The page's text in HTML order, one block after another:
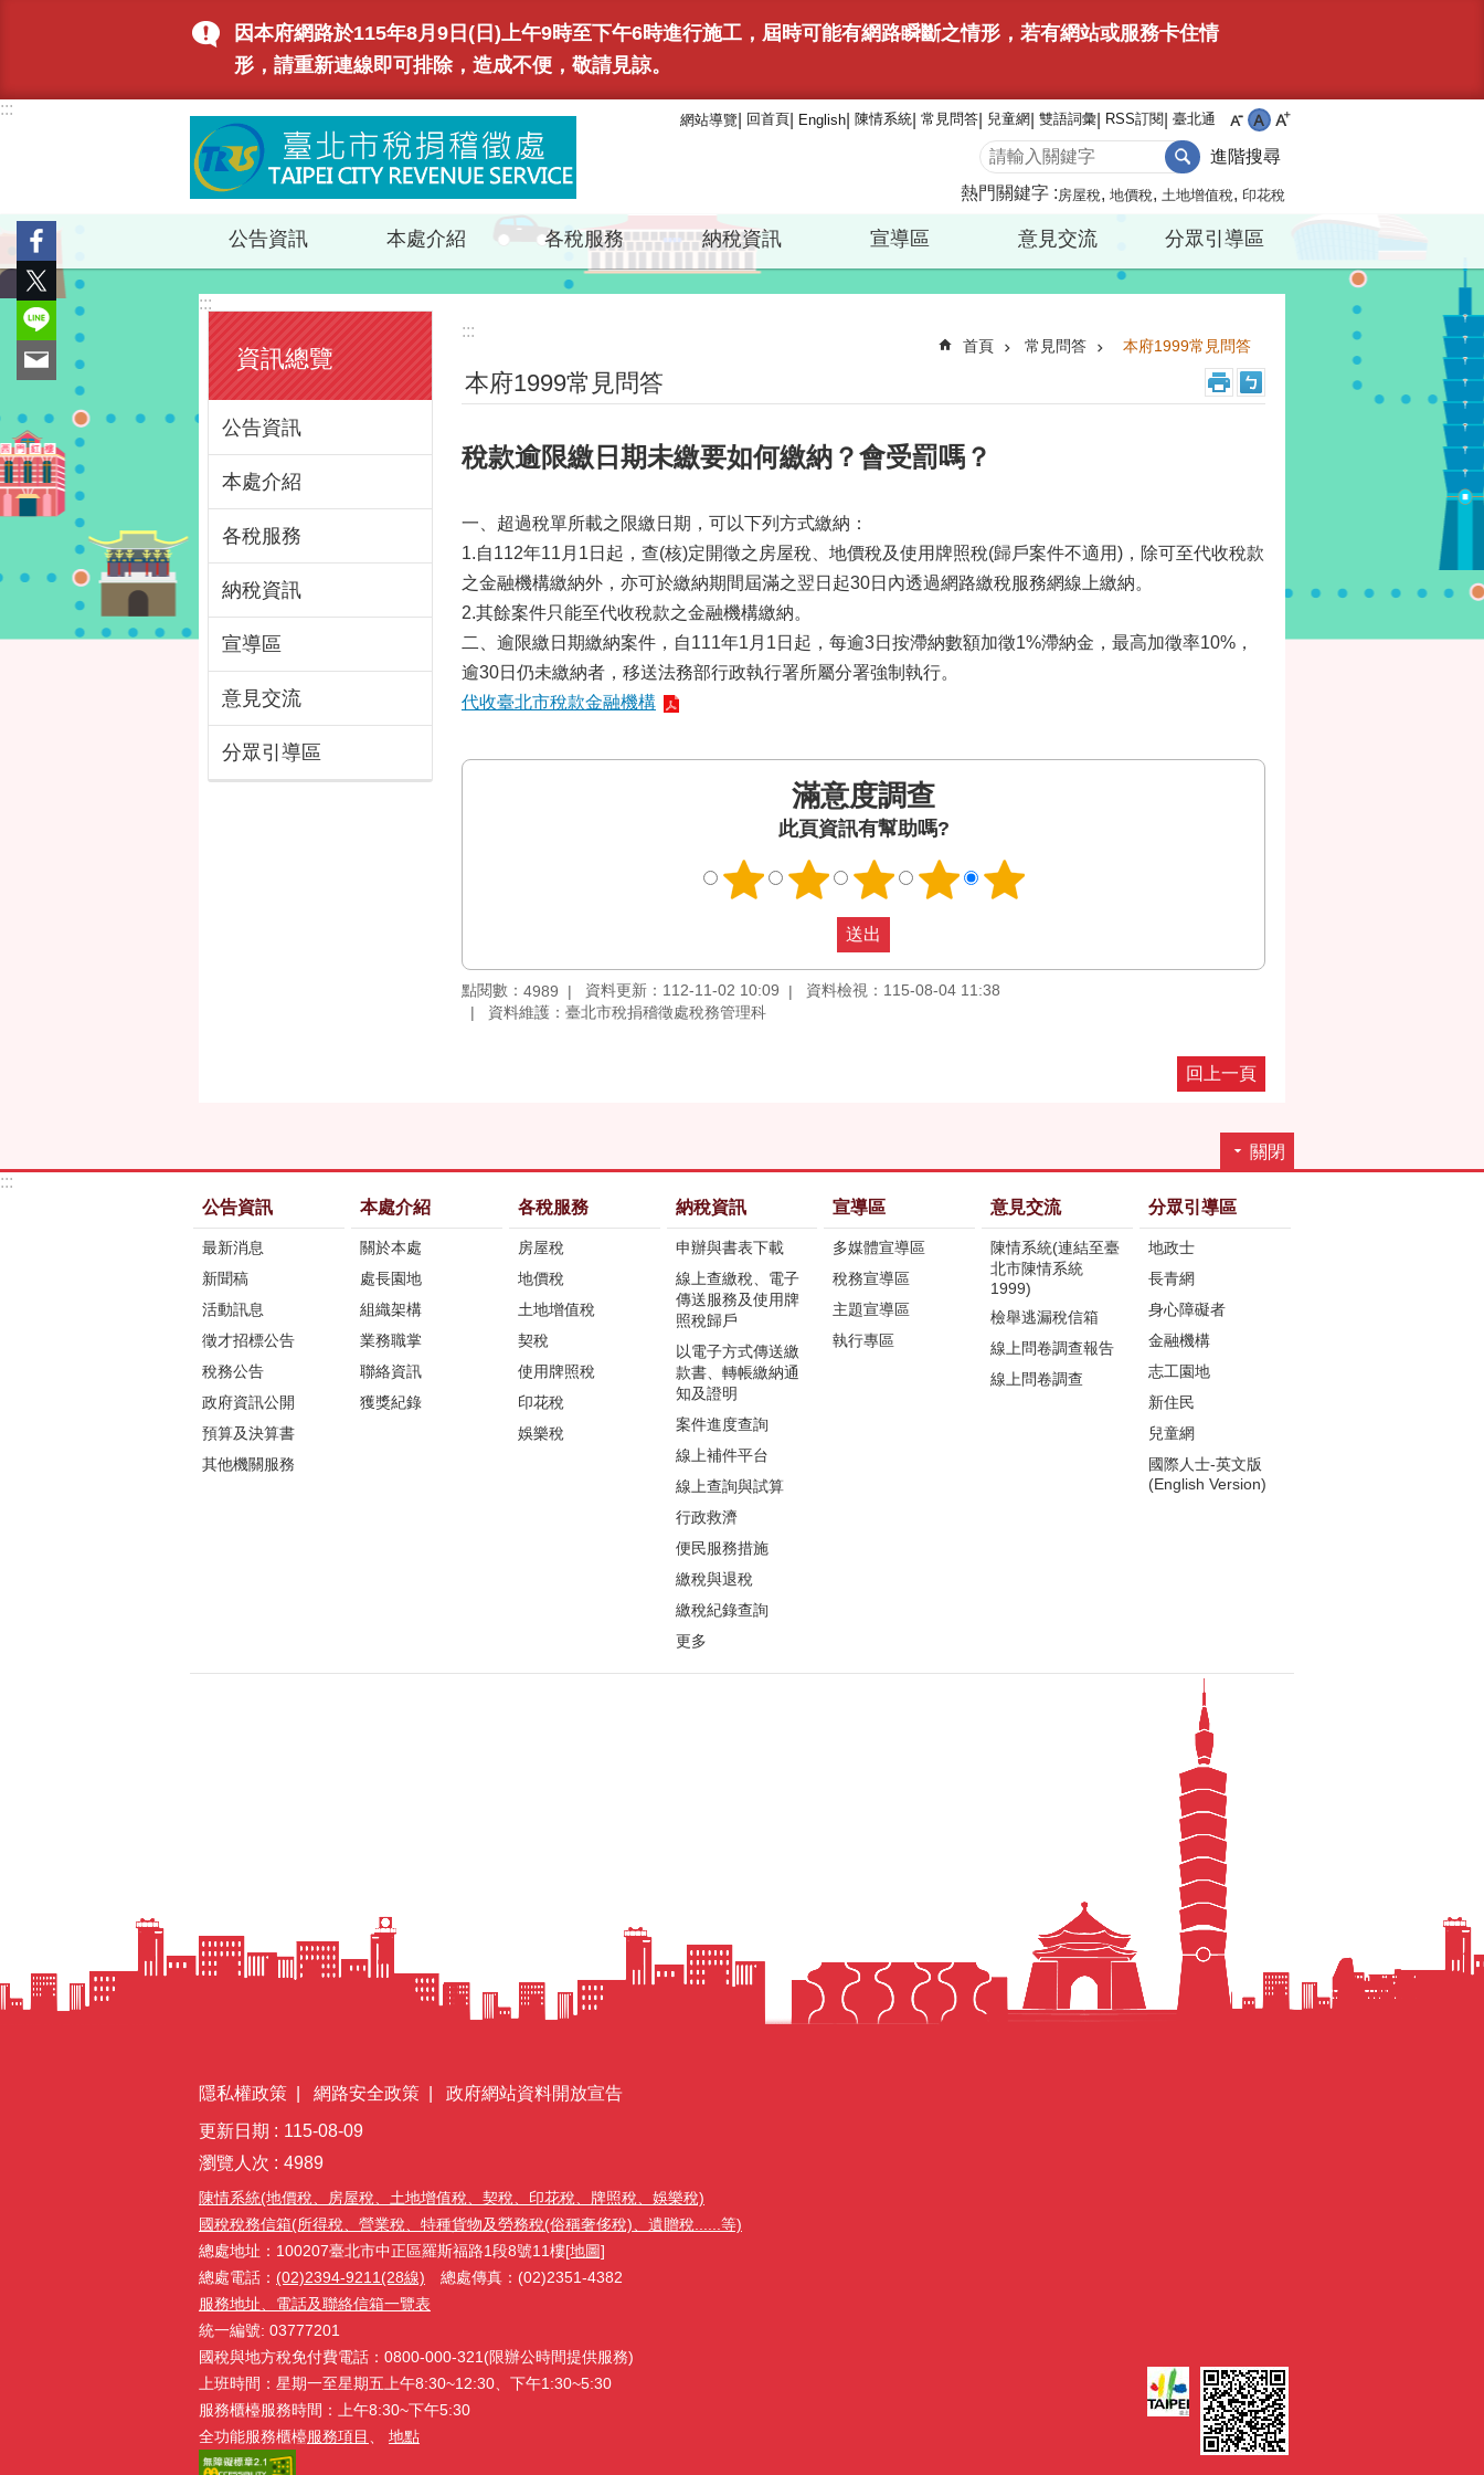
因本府網路於115年8月9日(日)上午9時至下午6時進行施工，屆時可能有網路瞬斷之情形，若有網站或服務卡住情
形，請重新連線即可排除，造成不便，敬請見諒。
:::
網站導覽 回首頁 English 陳情系統 常見問答 兒童網 雙語詞彙 RSS訂閱 臺北通
進階搜尋
熱門關鍵字
房屋稅 地價稅 土地增值稅 印花稅
公告資訊 本處介紹 各稅服務 納稅資訊 宣導區 意見交流 分眾引導區
:::
資訊總覽
公告資訊
本處介紹
各稅服務
納稅資訊
宣導區
意見交流
分眾引導區
:::
首頁 常見問答 本府1999常見問答
本府1999常見問答
稅款逾限繳日期未繳要如何繳納？會受罰嗎？
一、超過稅單所載之限繳日期，可以下列方式繳納：
1.自112年11月1日起，查(核)定開徵之房屋稅、地價稅及使用牌照稅(歸戶案件不適用)，除可至代收稅款
之金融機構繳納外，亦可於繳納期間屆滿之翌日起30日內透過網路繳稅服務網線上繳納。
2.其餘案件只能至代收稅款之金融機構繳納。
二、逾限繳日期繳納案件，自111年1月1日起，每逾3日按滯納數額加徵1%滯納金，最高加徵率10%，
逾30日仍未繳納者，移送法務部行政執行署所屬分署強制執行。
代收臺北市稅款金融機構
滿意度調查
此頁資訊有幫助嗎?
點閱數： 4989 資料更新：112-11-02 10:09
資料檢視：115-08-04 11:38
資料維護：臺北市稅捐稽徵處稅務管理科
回上一頁
關閉
:::
公告資訊
最新消息
新聞稿
活動訊息
徵才招標公告
稅務公告
政府資訊公開
預算及決算書
其他機關服務
本處介紹
關於本處
處長園地
組織架構
業務職掌
聯絡資訊
獲獎紀錄
各稅服務
房屋稅
地價稅
土地增值稅
契稅
使用牌照稅
印花稅
娛樂稅
納稅資訊
申辦與書表下載
線上查繳稅、電子
傳送服務及使用牌
照稅歸戶
以電子方式傳送繳
款書、轉帳繳納通
知及證明
案件進度查詢
線上補件平台
線上查詢與試算
行政救濟
便民服務措施
繳稅與退稅
繳稅紀錄查詢
更多
宣導區
多媒體宣導區
稅務宣導區
主題宣導區
執行專區
意見交流
陳情系統(連結至臺
北市陳情系統
1999)
檢舉逃漏稅信箱
線上問卷調查報告
線上問卷調查
分眾引導區
地政士
長青網
身心障礙者
金融機構
志工園地
新住民
兒童網
國際人士-英文版
(English Version)
隱私權政策 網路安全政策
政府網站資料開放宣告
更新日期
115-08-09
瀏覽人次
4989
陳情系統(地價稅、房屋稅、土地增值稅、契稅、印花稅、牌照稅、娛樂稅)
國稅稅務信箱(所得稅、營業稅、特種貨物及勞務稅(俗稱奢侈稅)、遺贈稅......等)
總處地址：100207臺北市中正區羅斯福路1段8號11樓[地圖]
總處電話： (02)2394-9211(28線) 總處傳真：(02)2351-4382
服務地址、電話及聯絡信箱一覽表
統一編號: 03777201
國稅與地方稅免付費電話：0800-000-321(限辦公時間提供服務)
上班時間：星期一至星期五上午8:30~12:30、下午1:30~5:30
服務櫃檯服務時間：上午8:30~下午5:30
全功能服務櫃檯服務項目 地點